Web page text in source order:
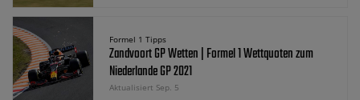
Formel 1 Tipps
Zandvoort GP Wetten | Formel 1 Wettquoten zum
Niederlande GP 2021
Aktualisiert Sep. 5